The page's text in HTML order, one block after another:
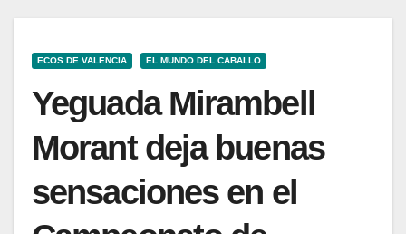
ECOS DE VALENCIA EL MUNDO DEL CABALLO
Yeguada Mirambell
Morant deja buenas
sensaciones en el